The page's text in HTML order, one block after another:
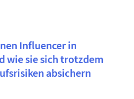
Influencer in
wie sie sich trotzdem
absichern